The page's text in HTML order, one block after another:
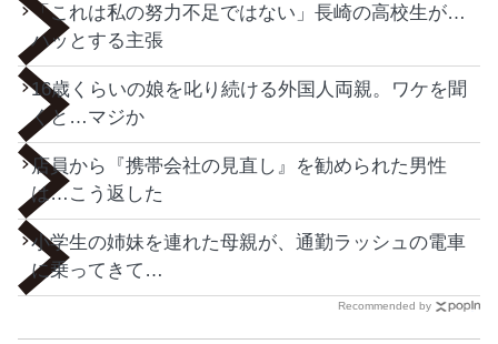
「これは私の努力不足ではない」長崎の高校生が…
ハッとする主張
16歳くらいの娘を叱り続ける外国人両親。ワケを聞
くと…マジか
店員から『携帯会社の見直し』を勧められた男性
は…こう返した
小学生の姉妹を連れた母親が、通勤ラッシュの電車
に乗ってきて…
Recommended by